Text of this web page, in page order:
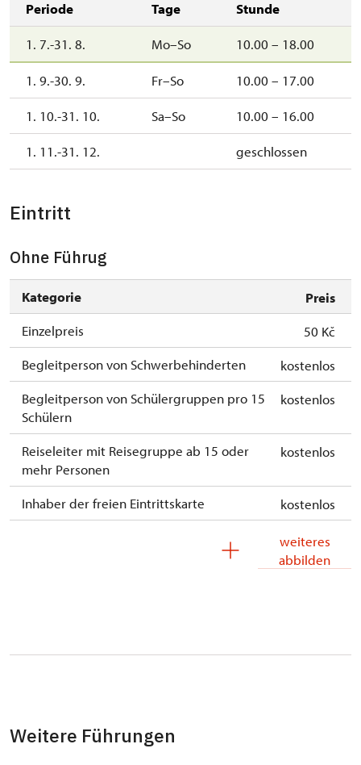
Periode Tage Stunde
1. 7.-31. 8. Mo–So 10.00 – 18.00
1. 9.-30. 9. Fr–So 10.00 – 17.00
1. 10.-31. 10. Sa–So 10.00 – 16.00
1. 11.-31. 12. geschlossen
Eintritt
Ohne Führug
Kategorie
Preis
Einzelpreis
50 Kč
Begleitperson von Schwerbehinderten
kostenlos
Begleitperson von Schülergruppen pro 15
Schülern
kostenlos
Reiseleiter mit Reisegruppe ab 15 oder
mehr Personen
kostenlos
Inhaber der freien Eintrittskarte
kostenlos
kostenlos
kostenlos
Journalisten mit gültigem Presseausweis*
weiteres
abbilden
Weitere Führungen